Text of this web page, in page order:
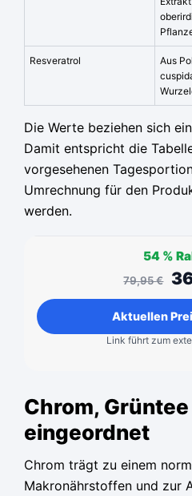
Resveratrol
Aus
Die Werte beziehen sich
Damit entspricht die
vorgesehenen
Umrechnung für den
werden.
54 %
79,95€
Aktuellen
Link führt zum
Chrom,
eingeordnet
Chrom trägt zu einem
Makronährstoffen und zur